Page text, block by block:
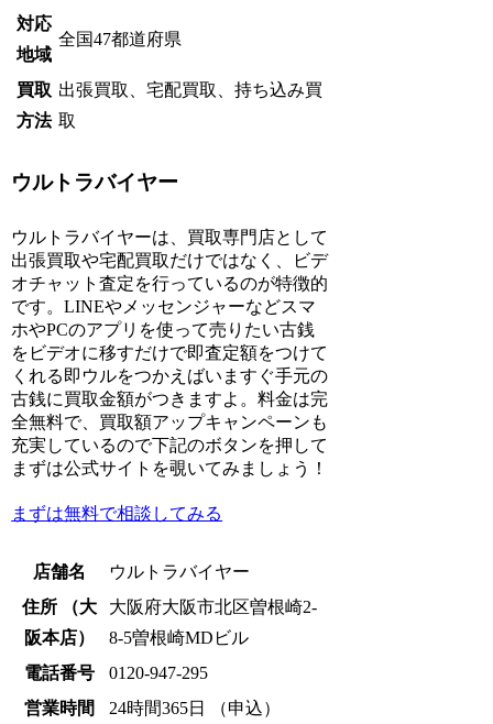
対応
地域
全国47都道府県
買取
方法
出張買取、宅配買取、持ち込み買
取
ウルトラバイヤー
ウルトラバイヤーは、買取専門店として
出張買取や宅配買取だけではなく、ビデ
オチャット査定を行っているのが特徴的
です。LINEやメッセンジャーなどスマ
ホやPCのアプリを使って売りたい古銭
をビデオに移すだけで即査定額をつけて
くれる即ウルをつかえばいますぐ手元の
古銭に買取金額がつきますよ。料金は完
全無料で、買取額アップキャンペーンも
充実しているので下記のボタンを押して
まずは公式サイトを覗いてみましょう！
まずは無料で相談してみる
店舗名
ウルトラバイヤー
住所 （大
阪本店）
大阪府大阪市北区曽根崎2-
8-5曽根崎MDビル
電話番号
0120-947-295
営業時間
24時間365日 （申込）